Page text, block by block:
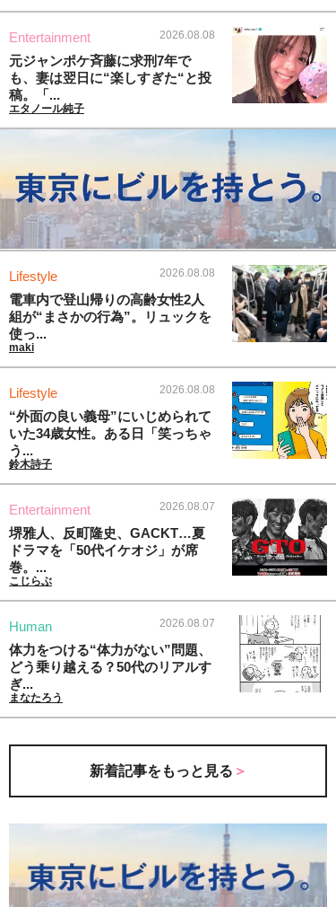
Entertainment 2026.08.08
元ジャンポケ斉藤に求刑7年で
も、妻は翌日に“楽しすぎた“と投
稿。「...
エタノール純子
Lifestyle 2026.08.08
電車内で登山帰りの高齢女性2人
組が“まさかの行為”。リュックを
使っ...
maki
Lifestyle 2026.08.08
“外面の良い義母”にいじめられて
いた34歳女性。ある日「笑っちゃ
う...
鈴木詩子
Entertainment 2026.08.07
堺雅人、反町隆史、GACKT…夏
ドラマを「50代イケオジ」が席
巻。...
こじらぶ
Human 2026.08.07
体力をつける“体力がない”問題、
どう乗り越える？50代のリアルす
ぎ...
まなたろう
新着記事をもっと見る